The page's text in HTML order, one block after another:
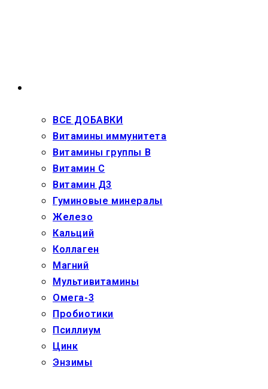
ВСЕ ДОБАВКИ
Витамины иммунитета
Витамины группы В
Витамин С
Витамин Д3
Гуминовые минералы
Железо
Кальций
Коллаген
Магний
Мультивитамины
Омега-3
Пробиотики
Псиллиум
Цинк
Энзимы